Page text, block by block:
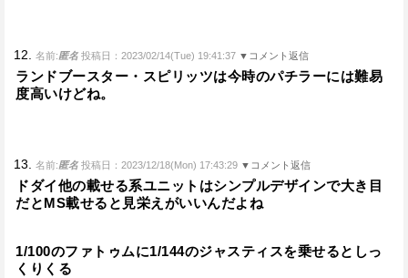
12. 名前:匿名 投稿日：2023/02/14(Tue) 19:41:37 ▼コメント返信
ランドブースター・スピリッツは今時のパチラーには難易
度高いけどね。
13. 名前:匿名 投稿日：2023/12/18(Mon) 17:43:29 ▼コメント返信
ドダイ他の載せる系ユニットはシンプルデザインで大き目
だとMS載せると見栄えがいいんだよね
1/100のファトゥムに1/144のジャスティスを乗せるとしっ
くりくる